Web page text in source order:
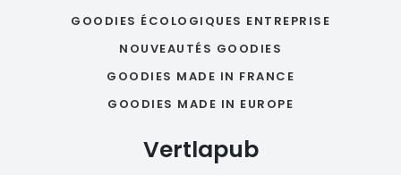
GOODIES ÉCOLOGIQUES ENTREPRISE
NOUVEAUTÉS GOODIES
GOODIES MADE IN FRANCE
GOODIES MADE IN EUROPE
Vertlapub